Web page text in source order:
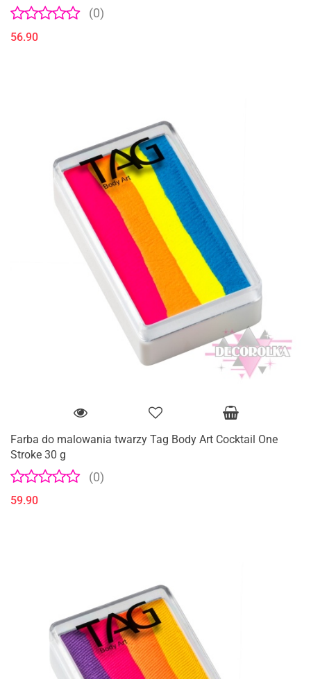
(0)
56.90
Farba do malowania twarzy Tag Body Art Cocktail One
Stroke 30 g
(0)
59.90